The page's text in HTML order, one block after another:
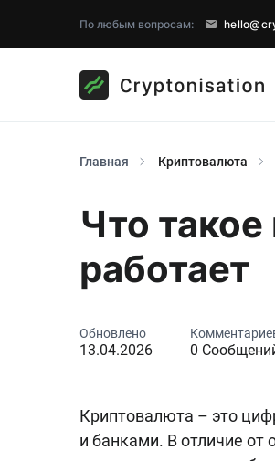
По любым вопросам:
Главная Криптовалюта
Что такое
работает
Обновлено
13.04.2026 0
Криптовалюта – это
и банками. В отличие от